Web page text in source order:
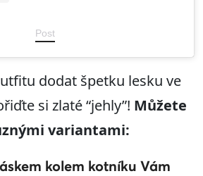
Post
dodat špetku lesku ve
si zlaté “jehly”! Můžete
variantami:
kolem kotníku Vám